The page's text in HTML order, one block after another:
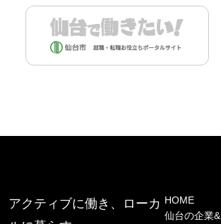
アクティブに働き、ローカ HOME
仙台の企業&